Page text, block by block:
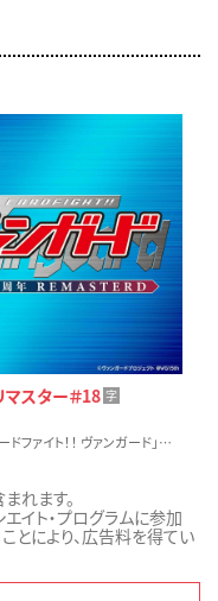
マスター＃18 字
15周年記念として、最初に放送されたシリーズ「カードファイト！！ ヴァンガード」がリマスター化！ 15周年記念に制作されたPVをOPに迎え、ついに2026年４月より再放送！
れます。
イト・プログラムに参加
とにより、広告料を得てい